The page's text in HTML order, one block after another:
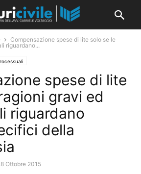
Compensazione spese di lite solo se le
riguardano...
spese di lite
gravi ed
riguardano
della
Ottobre 2015